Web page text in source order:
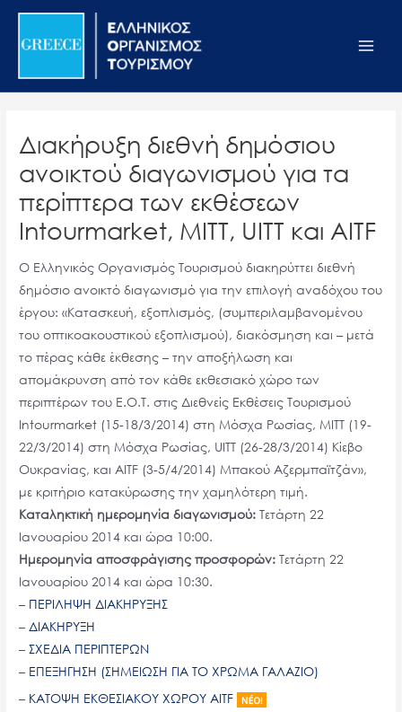
Σημείωση:
ιστότοπος
σύστημα
προσβασιμότητας.
Μετάβαση
περιεχόμενο
Διακήρυξη διεθνή δημόσιου
ανοικτού διαγωνισμού για τα
περίπτερα των εκθέσεων
Intourmarket, ΜΙΤΤ, UITT και AITF
Ο Ελληνικός Οργανισμός Τουρισμού διακηρύττει διεθνή
δημόσιο ανοικτό διαγωνισμό για την επιλογή αναδόχου του
έργου: «Κατασκευή, εξοπλισμός, (συμπεριλαμβανομένου
του οπτικοακουστικού εξοπλισμού), διακόσμηση και – μετά
το πέρας κάθε έκθεσης – την αποξήλωση και
απομάκρυνση από τον κάθε εκθεσιακό χώρο των
περιπτέρων του Ε.Ο.Τ. στις Διεθνείς Εκθέσεις Τουρισμού
Intourmarket (15-18/3/2014) στη Μόσχα Ρωσίας, ΜΙΤΤ (19-
22/3/2014) στη Μόσχα Ρωσίας, UITT (26-28/3/2014) Κίεβο
Ουκρανίας, και AITF (3-5/4/2014) Μπακού Αζερμπαϊτζάν»,
με κριτήριο κατακύρωσης την χαμηλότερη τιμή.
Καταληκτική ημερομηνία διαγωνισμού:Τετάρτη 22
Ιανουαρίου 2014 και ώρα 10:00.
Ημερομηνία αποσφράγισης προσφορών: Τετάρτη 22
Ιανουαρίου 2014 και ώρα 10:30.
– ΠΕΡΙΛΗΨΗ ΔΙΑΚΗΡΥΞΗΣ
–ΔΙΑΚΗΡΥΞΗ
–ΣΧΕΔΙΑ ΠΕΡΙΠΤΕΡΩΝ
– ΕΠΕΞΗΓΗΣΗ (ΣΗΜΕΙΩΣΗ ΓΙΑ ΤΟ ΧΡΩΜΑ ΓΑΛΑΖΙΟ)
– ΚΑΤΟΨΗ ΕΚΘΕΣΙΑΚΟΥ ΧΩΡΟΥ AITF